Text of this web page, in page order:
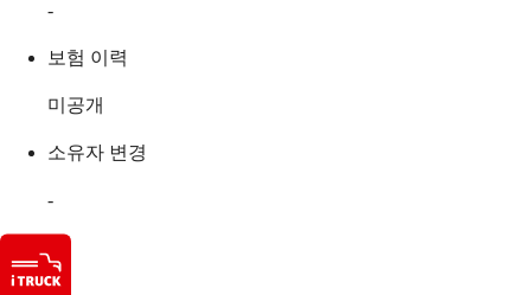
-
보험 이력
미공개
소유자 변경
-